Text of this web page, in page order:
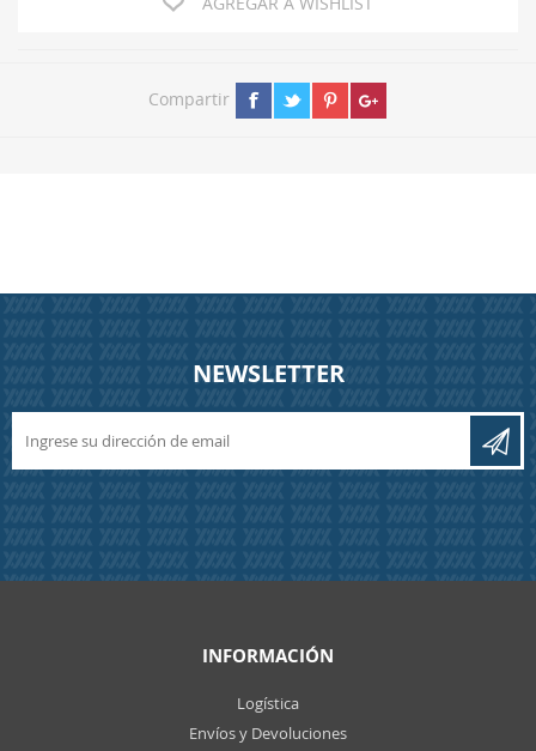
Compartir
NEWSLETTER
INFORMACIÓN
Logística
Envíos y Devoluciones